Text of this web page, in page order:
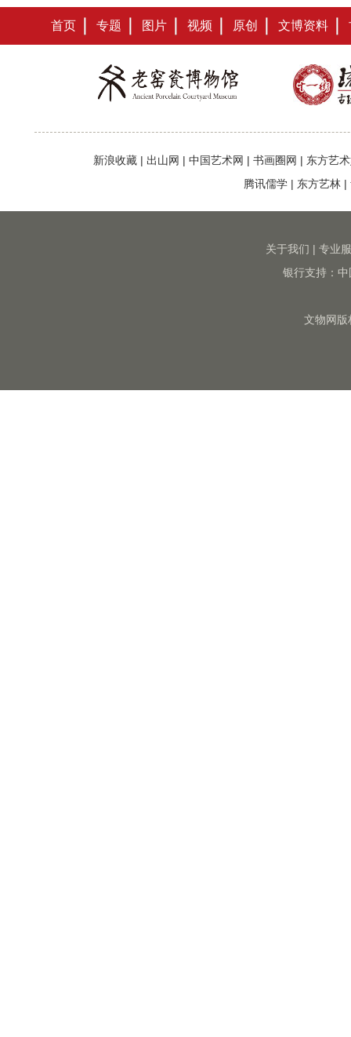
首页 专题 图片 视频 原创 文博资料
新浪收藏 | 出山网 | 中国艺术网 | 书画圈网 | 东方艺
腾讯儒学 | 东方艺林 |
关于我们 | 专业
银行支持：
文物网